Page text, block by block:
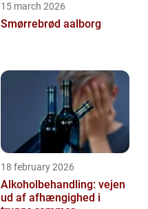
15 march 2026
Smørrebrød aalborg
18 february 2026
Alkoholbehandling: vejen
ud af afhængighed i